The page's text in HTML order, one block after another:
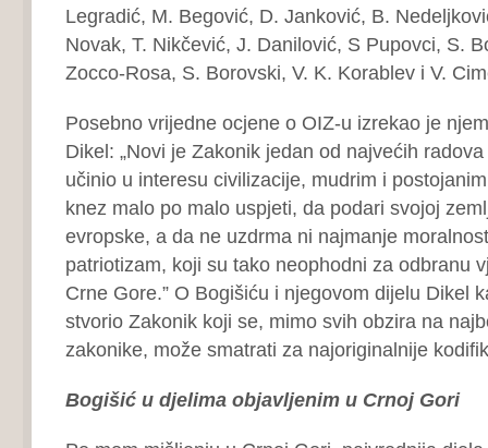
Legradić, M. Begović, D. Janković, B.
Novak, T. Nikčević, J. Danilović, S Pupovci, S.
Zocco-Rosa, S. Borovski, V. K. Korablev i V.
Posebno vrijedne ocjene o OIZ-u izrekao je
Dikel: „Novi je Zakonik jedan od najvećih
učinio u interesu civilizacije, mudrim i
knez malo po malo uspjeti, da podari svojoj
evropske, a da ne uzdrma ni najmanje
patriotizam, koji su tako neophodni za odbranu
Crne Gore.” O Bogišiću i njegovom dijelu Dikel
stvorio Zakonik koji se, mimo svih obzira na
zakonike, može smatrati za najoriginalnije
Bogišić u djelima objavljenim u Crnoj Gori